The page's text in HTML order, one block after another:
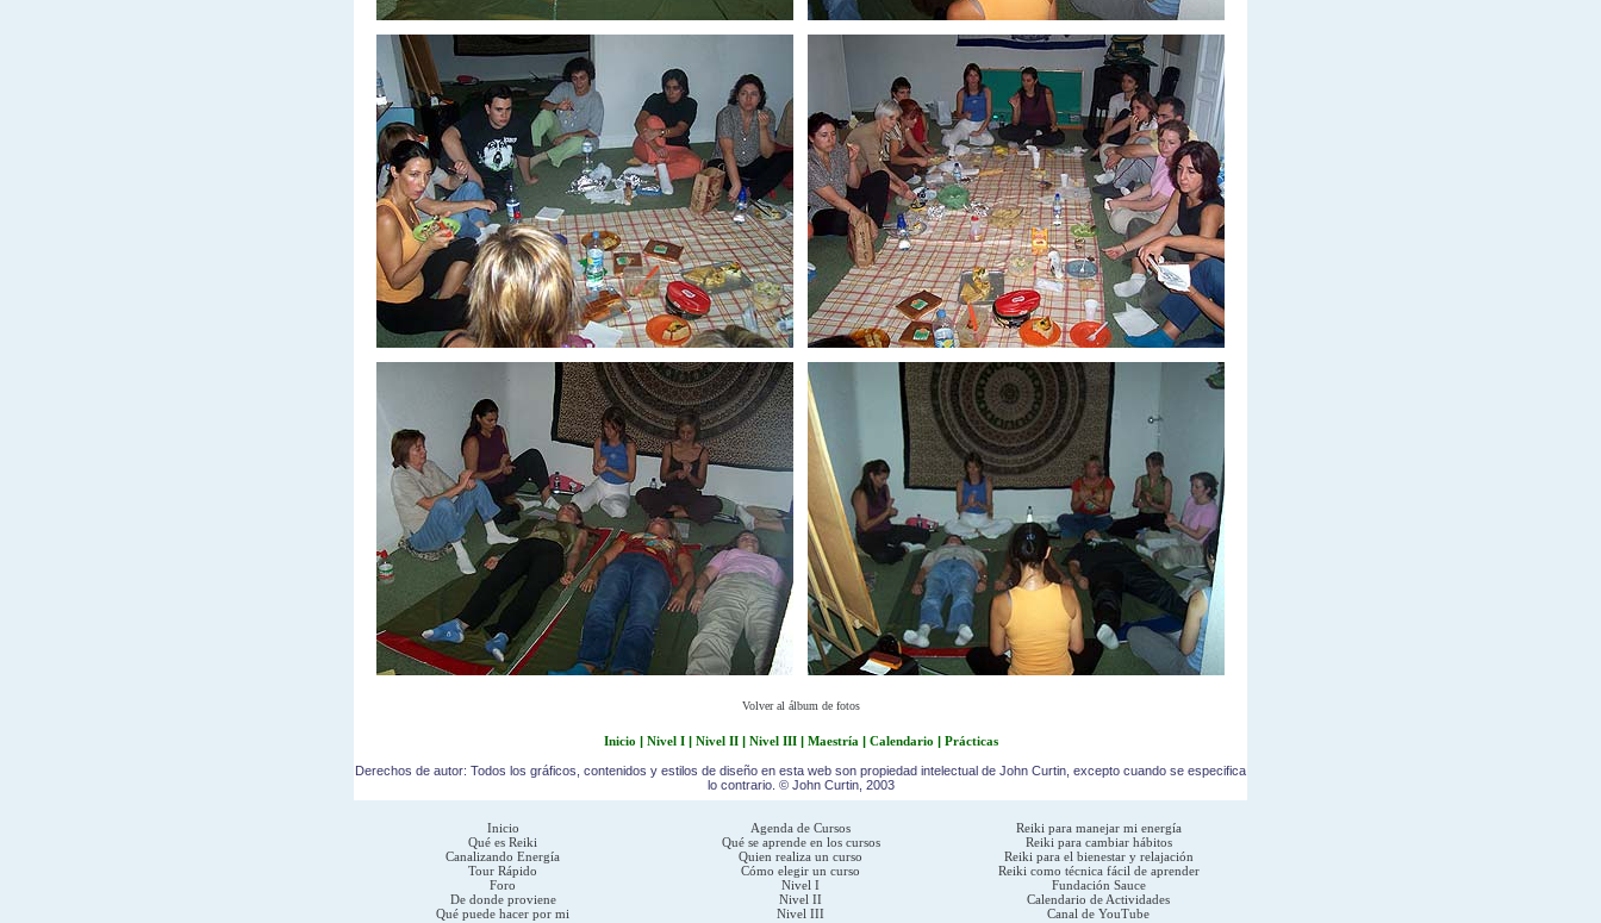
Volver al álbum de fotos
Inicio | Nivel I | Nivel II | Nivel III| Maestría | Calendario | Prácticas
Derechos de autor: Todos los gráficos, contenidos y estilos de diseño en esta web son propiedad intelectual de John Curtin, excepto cuando se especifica
lo contrario. © John Curtin, 2003
Inicio Agenda de Cursos
Reiki para manejar mi energía
Qué es Reiki
Qué se aprende en los cursos
Reiki para cambiar hábitos
Canalizando Energía
Quien realiza un curso
Reiki para el bienestar y relajación
Tour Rápido
Cómo elegir un curso
Reiki como técnica fácil de aprender
Foro
Nivel I
Fundación Sauce
De donde proviene
Nivel II
Calendario de Actividades
Qué puede hacer por mi
Nivel III
Canal de YouTube